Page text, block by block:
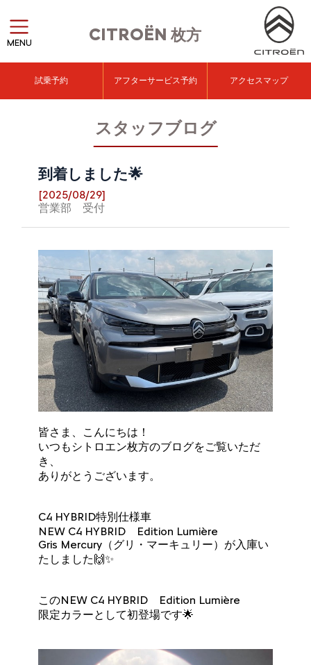
CITROËN 枚方
MENU
試乗予約 アフターサービス予約 アクセスマップ
スタッフブログ
到着しました🌟
[2025/08/29]
営業部 受付
皆さま、こんにちは！
いつもシトロエン枚方のブログをご覧いただ
き、
ありがとうございます。
C4 HYBRID特別仕様車
NEW C4 HYBRID Edition Lumière
Gris Mercury（グリ・マーキュリー）が入庫い
たしました🙌✨
このNEW C4 HYBRID Edition Lumière
限定カラーとして初登場です🌟